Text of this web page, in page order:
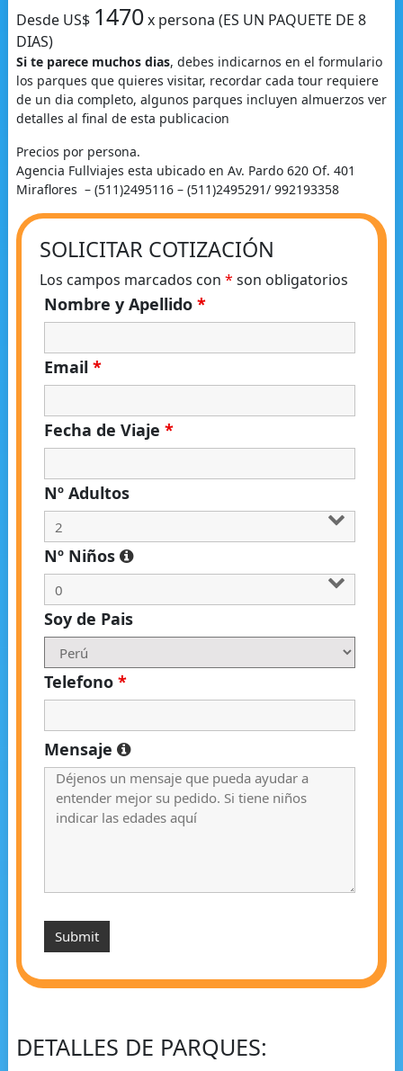
Desde US$ 1470x persona (ES UN PAQUETE DE 8
DIAS)
Si te parece muchos dias, debes indicarnos en el formulario
los parques que quieres visitar, recordar cada tour requiere
de un dia completo, algunos parques incluyen almuerzos ver
detalles al final de esta publicacion
Precios por persona.
Agencia Fullviajes esta ubicado en Av. Pardo 620 Of. 401
Miraflores – (511)2495116 – (511)2495291/ 992193358
SOLICITAR COTIZACIÓN
Los campos marcados con * son obligatorios
Nombre y Apellido *
Email *
Fecha de Viaje *
Nº Adultos
Nº Niños
Soy de Pais
Telefono *
Mensaje
DETALLES DE PARQUES: